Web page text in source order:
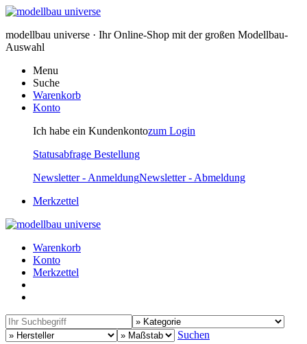
modellbau universe · Ihr Online-Shop mit der großen Modellbau-
Auswahl
Menu
Suche
Warenkorb
Konto
Ich habe ein Kundenkontozum Login
Statusabfrage Bestellung
Newsletter - AnmeldungNewsletter - Abmeldung
Merkzettel
Warenkorb
Konto
Merkzettel
Suchen